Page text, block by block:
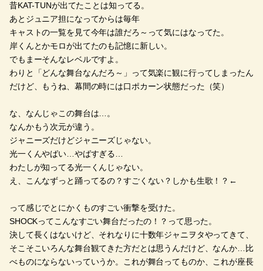
昔KAT-TUNが出てたことは知ってる。
あとジュニア担になってからは毎年
キャストの一覧を見て今年は誰だろ～って気にはなってた。
岸くんとかモロが出てたのも記憶に新しい。
でもまーそんなレベルですよ。
わりと「どんな舞台なんだろ～」って気楽に観に行ってしまったん
だけど、もうね、幕間の時には口ポカーン状態だった（笑）
な、なんじゃこの舞台は…。
なんかもう次元が違う。
ジャニーズだけどジャニーズじゃない。
光一くんやばい…やばすぎる…
わたしが知ってる光一くんじゃない。
え、こんなずっと踊ってるの？すごくない？しかも生歌！？←
って感じでとにかくものすごい衝撃を受けた。
SHOCKってこんなすごい舞台だったの！？って思った。
決して長くはないけど、それなりに十数年ジャニヲタやってきて、
そこそこいろんな舞台観てきた方だとは思うんだけど、なんか…比
べものにならないっていうか。これが舞台ってものか、これが座長